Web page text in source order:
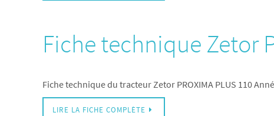
Fiche technique Zetor
Fiche technique du tracteur Zetor PROXIMA PLUS 110
LIRE LA FICHE COMPLÈTE